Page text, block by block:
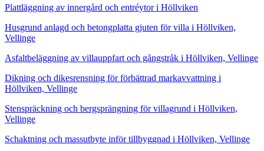
Plattläggning av innergård och entréytor i Höllviken
Husgrund anlagd och betongplatta gjuten för villa i Höllviken,
Vellinge
Asfaltbeläggning av villauppfart och gångstråk i Höllviken, Vellinge
Dikning och dikesrensning för förbättrad markavvattning i
Höllviken, Vellinge
Stenspräckning och bergsprängning för villagrund i Höllviken,
Vellinge
Schaktning och massutbyte inför tillbyggnad i Höllviken, Vellinge